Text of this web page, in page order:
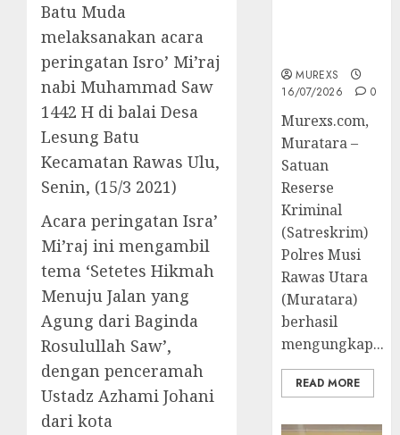
Batu Muda
melaksanakan acara
peringatan Isro’ Mi’raj
nabi Muhammad Saw
1442 H di balai Desa
Lesung Batu
Kecamatan Rawas Ulu,
Senin, (15/3 2021)
Acara peringatan Isra’
Mi’raj ini mengambil
tema ‘Setetes Hikmah
Menuju Jalan yang
Agung dari Baginda
Rosulullah Saw’,
dengan penceramah
Ustadz Azhami Johani
dari kota
MUREXS
16/07/2026
0
Murexs.com,
Muratara –
Satuan
Reserse
Kriminal
(Satreskrim)
Polres Musi
Rawas Utara
(Muratara)
berhasil
mengungkap...
READ MORE